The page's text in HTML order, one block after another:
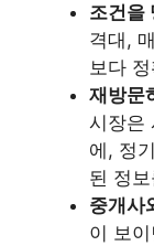
조건을
격대,
보다
재방문
시장은
에, 정
된 정
중개사
이 보